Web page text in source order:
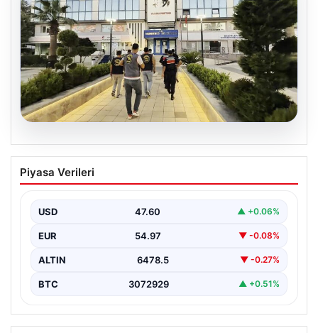
Menderes Belediyesi Soruşturmasında
Firari Başkan Yardımcısı Yakalandı
soruşturma kapsamında, Belediye Başkan Yardımcısı
Rüzgar Sönmez,…
Piyasa Verileri
USD 47.60 ▲ +0.06%
EUR 54.97 ▼ -0.08%
ALTIN 6478.5 ▼ -0.27%
BTC 3072929 ▲ +0.51%